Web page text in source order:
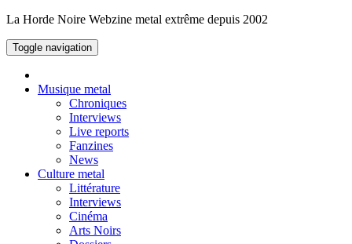
La Horde Noire Webzine metal extrême depuis 2002
Toggle navigation
Musique metal
Chroniques
Interviews
Live reports
Fanzines
News
Culture metal
Littérature
Interviews
Cinéma
Arts Noirs